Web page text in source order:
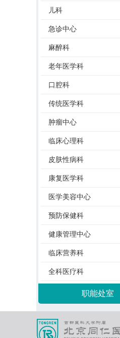
儿科
急诊中心
麻醉科
老年医学科
口腔科
传统医学科
肿瘤中心
临床心理科
皮肤性病科
康复医学科
医学美容中心
预防保健科
健康管理中心
临床营养科
全科医疗科
职能处室